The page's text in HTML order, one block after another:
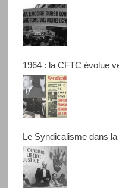
1964 : la CFTC évolue
Le Syndicalisme dans